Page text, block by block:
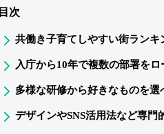
目次
共働き子育てしやすい街ランキ
入庁から10年で複数の部署を
多様な研修から好きなものを選
デザインやSNS活用法など専